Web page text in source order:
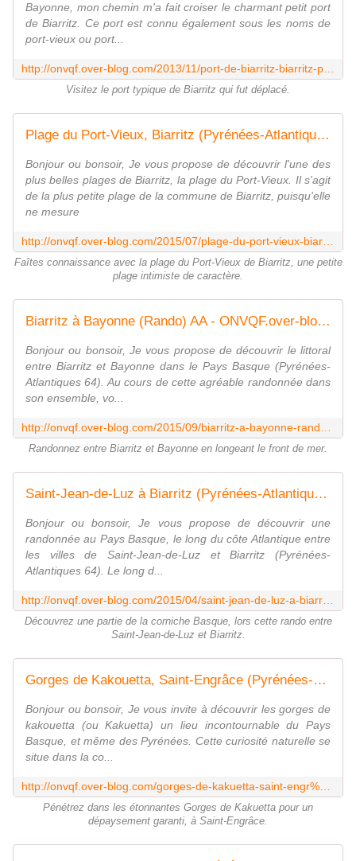
Bayonne, mon chemin m'a fait croiser le charmant petit port
de Biarritz. Ce port est connu également sous les noms de
port-vieux ou port...
Visitez le port typique de Biarritz qui fut déplacé.
Plage du Port-Vieux, Biarritz (Pyrénées-Atlantiques 64) AA - ONVQF.over-blog.com
Bonjour ou bonsoir, Je vous propose de découvrir l'une des
plus belles plages de Biarritz, la plage du Port-Vieux. Il s'agit
de la plus petite plage de la commune de Biarritz, puisqu'elle
ne mesure
Faîtes connaissance avec la plage du Port-Vieux de Biarritz, une petite
plage intimiste de caractère.
Biarritz à Bayonne (Rando) AA - ONVQF.over-blog.com
Bonjour ou bonsoir, Je vous propose de découvrir le littoral
entre Biarritz et Bayonne dans le Pays Basque (Pyrénées-
Atlantiques 64). Au cours de cette agréable randonnée dans
son ensemble, vo...
Randonnez entre Biarritz et Bayonne en longeant le front de mer.
Saint-Jean-de-Luz à Biarritz (Pyrénées-Atlantiques 64) A Rando - ONVQF.over-blog.com
Bonjour ou bonsoir, Je vous propose de découvrir une
randonnée au Pays Basque, le long du côte Atlantique entre
les villes de Saint-Jean-de-Luz et Biarritz (Pyrénées-
Atlantiques 64). Le long d...
Découvrez une partie de la corniche Basque, lors cette rando entre
Saint-Jean-de-Luz et Biarritz.
Gorges de Kakouetta, Saint-Engrâce (Pyrénées-Atlantiques 64) AAA Promenade - ONVQF.over-blog.com
Bonjour ou bonsoir, Je vous invite à découvrir les gorges de
kakouetta (ou Kakuetta) un lieu incontournable du Pays
Basque, et même des Pyrénées. Cette curiosité naturelle se
situe dans la co...
Pénétrez dans les étonnantes Gorges de Kakuetta pour un
dépaysement garanti, à Saint-Engrâce.